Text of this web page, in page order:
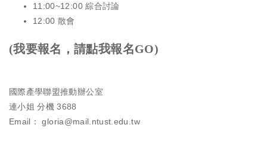
11:00~12:00 綜合討論
12:00 散會
(我要報名，請點我報名GO)
國際產學聯盟推動辦公室
連小姐 分機 3688
Email：gloria@mail.ntust.edu.tw